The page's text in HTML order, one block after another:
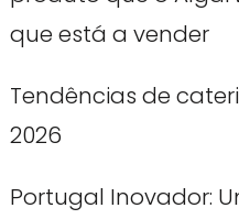
que está a vender
Tendências de
2026
Portugal Inovador: